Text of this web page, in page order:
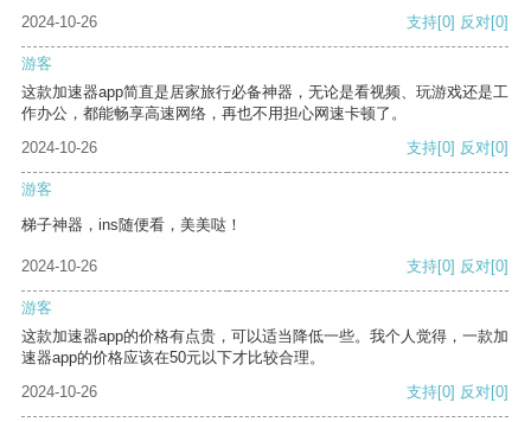
2024-10-26 支持[0] 反对[0]
游客
这款加速器app简直是居家旅行必备神器，无论是看视频、玩游戏还是工
作办公，都能畅享高速网络，再也不用担心网速卡顿了。
2024-10-26
支持[0] 反对[0]
游客
梯子神器，ins随便看，美美哒！
2024-10-26 支持[0] 反对[0]
游客
这款加速器app的价格有点贵，可以适当降低一些。我个人觉得，一款加
速器app的价格应该在50元以下才比较合理。
2024-10-26
支持[0] 反对[0]